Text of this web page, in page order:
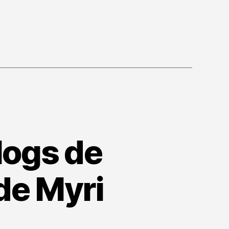
de
Myri